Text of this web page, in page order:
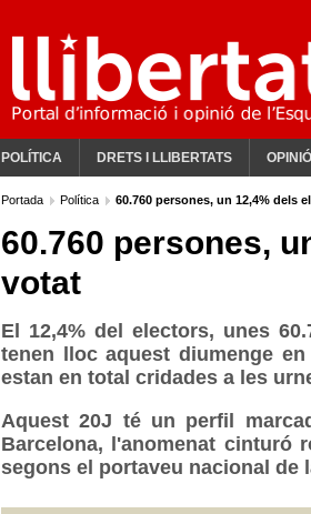
POLÍTICA DRETS I LLIBERTATS OPINIÓ
Portada Política 60.760 persones, un 12,4% dels
60.760 persones,
votat
El 12,4% del electors, unes
tenen lloc aquest diumenge
estan en total cridades a les
Aquest 20J té un perfil
Barcelona, l'anomenat cinturó
segons el portaveu nacional de